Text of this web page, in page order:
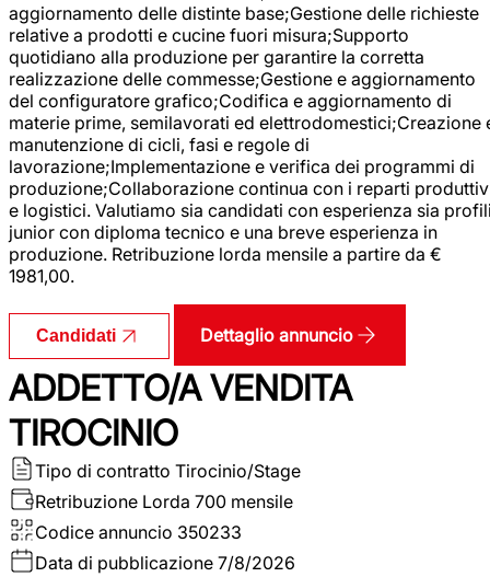
aggiornamento delle distinte base;Gestione delle richieste
relative a prodotti e cucine fuori misura;Supporto
quotidiano alla produzione per garantire la corretta
realizzazione delle commesse;Gestione e aggiornamento
del configuratore grafico;Codifica e aggiornamento di
materie prime, semilavorati ed elettrodomestici;Creazione
manutenzione di cicli, fasi e regole di
lavorazione;Implementazione e verifica dei programmi di
produzione;Collaborazione continua con i reparti
e logistici. Valutiamo sia candidati con esperienza sia
junior con diploma tecnico e una breve esperienza in
produzione. Retribuzione lorda mensile a partire da €
1981,00.
Candidati Dettaglio annuncio
ADDETTO/A VENDITA
TIROCINIO
Tipo di contratto Tirocinio/Stage
Retribuzione Lorda 700 mensile
Codice annuncio 350233
Data di pubblicazione 7/8/2026